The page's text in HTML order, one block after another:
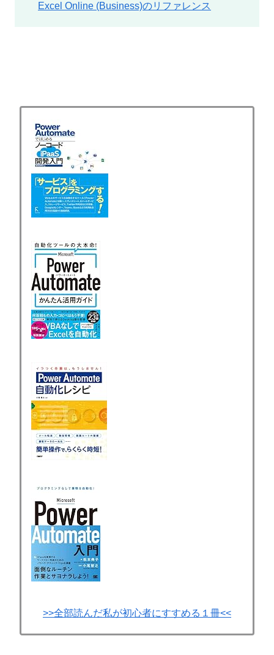
Excel Online (Business)のリファレンス
>>全部読んだ私が初心者にすすめる１冊<<